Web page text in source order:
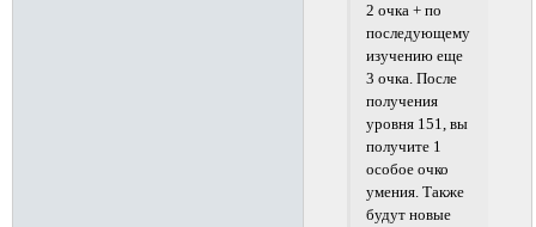
2 очка + по
последующему
изучению еще
3 очка. После
получения
уровня 151, вы
получите 1
особое очко
умения. Также
будут новые